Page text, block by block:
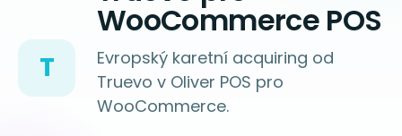
T
WooCommerce POS
Evropský karetní acquiring od
Truevo v Oliver POS pro
WooCommerce.